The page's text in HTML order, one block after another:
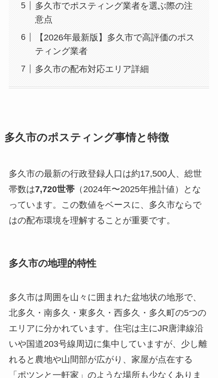
多久市でポスティング業者を選ぶ際の注
意点
【2026年最新版】多久市で高評価のポス
ティング業者
多久市の配布対応エリア詳細
多久市のポスティング事情と特徴
多久市の最新の行政登録人口は約17,500人、総世
帯数は7,720世帯（2024年〜2025年推計値）とな
っています。この数値をベースに、多久市ならで
はの配布環境を理解することが重要です。
多久市の地理的特性
多久市は周囲を山々に囲まれた盆地状の地形で、
北多久・南多久・東多久・西多久・多久町の5つの
エリアに分かれています。住宅は主にJR唐津線沿
いや国道203号線周辺に集中していますが、少し離
れると農地や山間部が広がり、家屋が点在する
「ポツンと一軒家」のような場所も少なくありま